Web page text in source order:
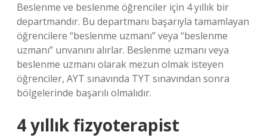
Beslenme ve beslenme öğrenciler için 4 yıllık bir
departmandır. Bu departmanı başarıyla tamamlayan
öğrencilere “beslenme uzmanı” veya “beslenme
uzmanı” unvanını alırlar. Beslenme uzmanı veya
beslenme uzmanı olarak mezun olmak isteyen
öğrenciler, AYT sınavında TYT sınavından sonra
bölgelerinde başarılı olmalıdır.
4 yıllık fizyoterapist